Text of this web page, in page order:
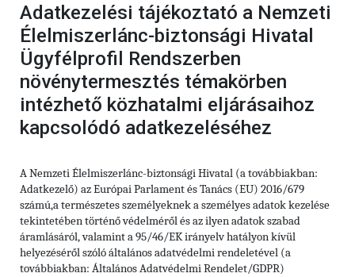
Adatkezelési tájékoztató a Nemzeti
Élelmiszerlánc-biztonsági Hivatal
Ügyfélprofil Rendszerben
növénytermesztés témakörben
intézhető közhatalmi eljárásaihoz
kapcsolódó adatkezeléséhez
A Nemzeti Élelmiszerlánc-biztonsági Hivatal (a továbbiakban:
Adatkezelő) az Európai Parlament és Tanács (EU) 2016/679
számú,a természetes személyeknek a személyes adatok kezelése
tekintetében történő védelméről és az ilyen adatok szabad
áramlásáról, valamint a 95/46/EK irányelv hatályon kívül
helyezéséről szóló általános adatvédelmi rendeletével (a
továbbiakban: Általános Adatvédelmi Rendelet/GDPR)